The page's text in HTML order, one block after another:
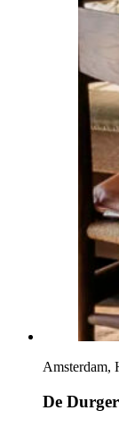
Amsterdam,
De